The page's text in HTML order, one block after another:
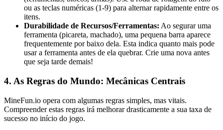
ou as teclas numéricas (1-9) para alternar rapidamente entre os
itens.
Durabilidade de Recursos/Ferramentas: Ao segurar uma
ferramenta (picareta, machado), uma pequena barra aparece
frequentemente por baixo dela. Esta indica quanto mais pode
usar a ferramenta antes de ela quebrar. Crie uma nova antes
que seja tarde demais!
4. As Regras do Mundo: Mecânicas Centrais
MineFun.io opera com algumas regras simples, mas vitais.
Compreender estas regras irá melhorar drasticamente a sua taxa de
sucesso no início do jogo.